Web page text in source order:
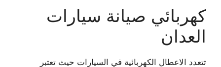
كهربائي صيانة سيارات
العدان
تتعدد الاعطال الكهربائية في السيارات حيث تعتبر